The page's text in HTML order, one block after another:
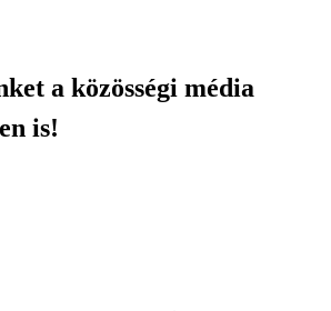
a közösségi média
is!